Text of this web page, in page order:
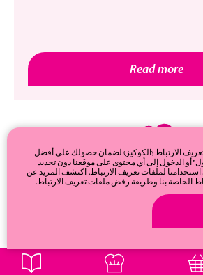
Read more
Privacy & cookie
الارتباط (الكوكيز) لضمان حصولك على أفضل
أو الدخول إلى أي محتوى على موقعنا دون تحديد
استخدامنا لملفات تعريف الارتباط. اكتشف المزيد عن
الخاصة بنا وطريقة رفض ملفات تعريف الارتباط.